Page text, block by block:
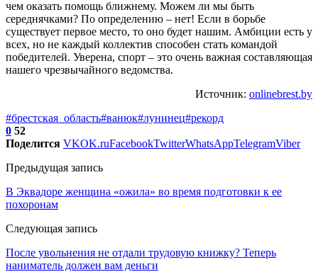
чем оказать помощь ближнему. Можем ли мы быть
середнячками? По определению – нет! Если в борьбе
существует первое место, то оно будет нашим. Амбиции есть у
всех, но не каждый коллектив способен стать командой
победителей. Уверена, спорт – это очень важная составляющая
нашего чрезвычайного ведомства.
Источник: onlinebrest.by
#брестская_область#ванюк#лунинец#рекорд
0 52
Поделится VKOK.ruFacebookTwitterWhatsAppTelegramViber
Предыдущая запись
В Эквадоре женщина «ожила» во время подготовки к ее
похоронам
Следующая запись
После увольнения не отдали трудовую книжку? Теперь
наниматель должен вам деньги